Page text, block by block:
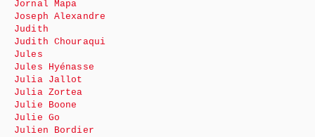
Jornal Mapa
Joseph Alexandre
Judith
Judith Chouraqui
Jules
Jules Hyénasse
Julia Jallot
Julia Zortea
Julie Boone
Julie Go
Julien Bordier